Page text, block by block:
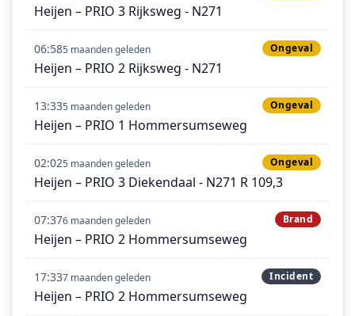
Heijen – PRIO 3 Rijksweg - N271
06:585 maanden geleden Ongeval
Heijen – PRIO 2 Rijksweg - N271
13:335 maanden geleden Ongeval
Heijen – PRIO 1 Hommersumseweg
02:025 maanden geleden Ongeval
Heijen – PRIO 3 Diekendaal - N271 R 109,3
07:376 maanden geleden Brand
Heijen – PRIO 2 Hommersumseweg
17:337 maanden geleden Incident
Heijen – PRIO 2 Hommersumseweg